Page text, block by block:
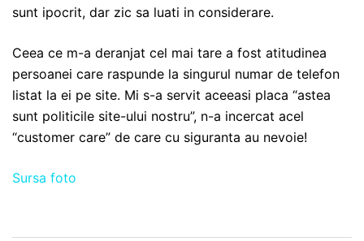
sunt ipocrit, dar zic sa luati in considerare.
Ceea ce m-a deranjat cel mai tare a fost atitudinea
persoanei care raspunde la singurul numar de telefon
listat la ei pe site. Mi s-a servit aceeasi placa “astea
sunt politicile site-ului nostru”, n-a incercat acel
“customer care” de care cu siguranta au nevoie!
Sursa foto